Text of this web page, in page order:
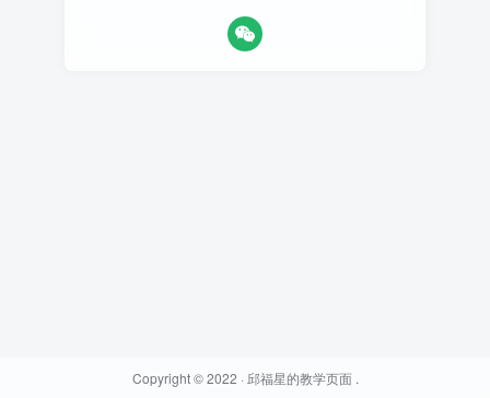
Copyright © 2022 · 邱福星的教学页面.